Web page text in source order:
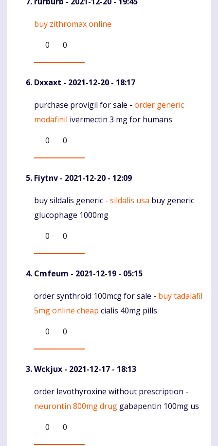
Komentaras
buy zithromax online
0
0
Dxxaxt - 2021-12-20 - 18:17
Komentaras
purchase provigil for sale - order generic
modafinil ivermectin 3 mg for humans
0
0
Fiytnv - 2021-12-20 - 12:09
Komentaras
buy sildalis generic - sildalis usa buy generic
glucophage 1000mg
0
0
Cmfeum - 2021-12-19 - 05:15
Komentaras
order synthroid 100mcg for sale - buy tadalafil
5mg online cheap cialis 40mg pills
0
0
Wckjux - 2021-12-17 - 18:13
Komentaras
order levothyroxine without prescription -
neurontin 800mg drug gabapentin 100mg us
0
0